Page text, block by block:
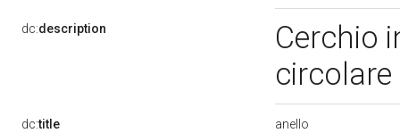
dc:description
Cerchio
circolare
dc:title anello